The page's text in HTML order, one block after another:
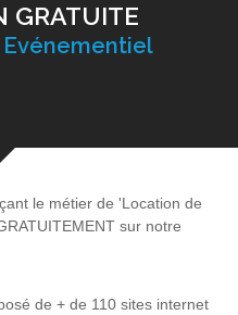
GRATUITE
le métier de 'Location de
sur notre
de + de 110 sites internet